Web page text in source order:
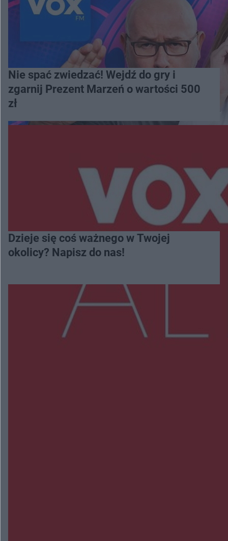
Nie spać zwiedzać! Wejdź do gry i
zgarnij Prezent Marzeń o wartości 500
zł
Dzieje się coś ważnego w Twojej
okolicy? Napisz do nas!
Więcej